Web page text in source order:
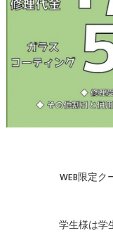
WEB限定ク
学生様は学